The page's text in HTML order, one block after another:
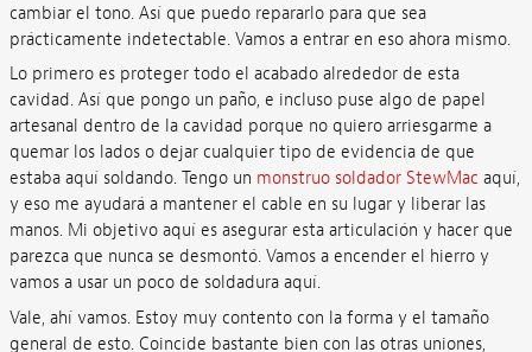
cambiar el tono. Así que puedo repararlo para que sea
prácticamente indetectable. Vamos a entrar en eso ahora mismo.
Lo primero es proteger todo el acabado alrededor de esta
cavidad. Así que pongo un paño, e incluso puse algo de papel
artesanal dentro de la cavidad porque no quiero arriesgarme a
quemar los lados o dejar cualquier tipo de evidencia de que
estaba aquí soldando. Tengo un monstruo soldador StewMac aquí,
y eso me ayudará a mantener el cable en su lugar y liberar las
manos. Mi objetivo aquí es asegurar esta articulación y hacer que
parezca que nunca se desmontó. Vamos a encender el hierro y
vamos a usar un poco de soldadura aquí.
Vale, ahí vamos. Estoy muy contento con la forma y el tamaño
general de esto. Coincide bastante bien con las otras uniones,